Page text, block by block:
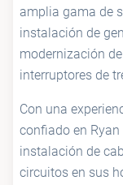
amplia gama de
instalación de
modernización
interruptores de
Con una
confiado en
instalación de
circuitos en sus